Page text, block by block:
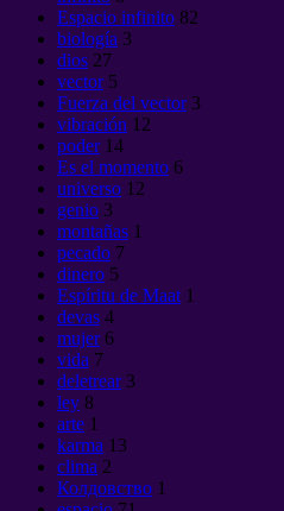
Espacio infinito 82
biología 3
dios 27
vector 5
Fuerza del vector 3
vibración 12
poder 14
Es el momento 6
universo 12
genio 3
montañas 1
pecado 7
dinero 5
Espíritu de Maat 1
devas 4
mujer 6
vida 7
deletrear 3
ley 8
arte 1
karma 13
clima 2
Колдовство 1